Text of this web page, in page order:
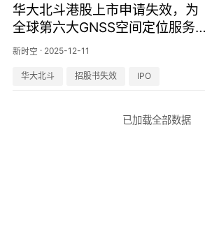
华大北斗港股上市申请失效，为
全球第六大GNSS空间定位服务
提供商
新时空 · 2025-12-11
华大北斗 招股书失效 IPO
已加载全部数据